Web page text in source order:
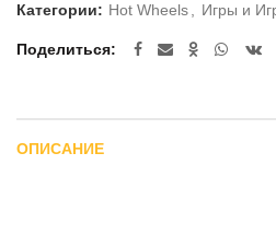
Категории: Hot Wheels, Игры и
Поделиться
ОПИСАНИЕ